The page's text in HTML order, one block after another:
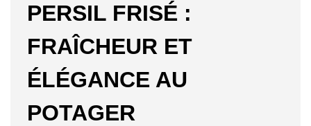
PERSIL FRISÉ :
FRAÎCHEUR ET
ÉLÉGANCE AU
POTAGER